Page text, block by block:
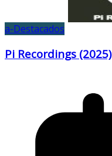
a-Destacados
Pi Recordings (2025)